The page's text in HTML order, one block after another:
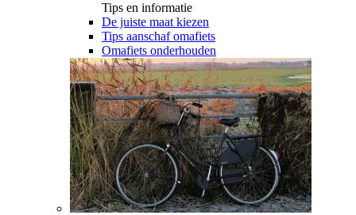
Tips en informatie
De juiste maat kiezen
Tips aanschaf omafiets
Omafiets onderhouden